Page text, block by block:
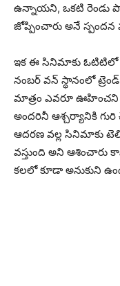
ఉన్నాయని, ఒకటి రెండు
జోప్పించారు అనే స్పందన
ఇక ఈ సినిమాకు ఓటిటిలో
నంబర్ వన్ స్థానంలో
మాత్రం ఎవరూ ఊహించని
అందరినీ ఆశ్చర్యానికి
ఆదరణ వల్ల సినిమాకు
వస్తుంది అని ఆశించారు
కలలో కూడా అనుకుని